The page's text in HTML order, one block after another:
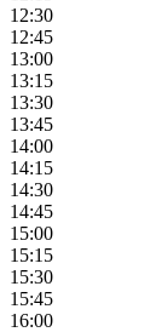
12:30
12:45
13:00
13:15
13:30
13:45
14:00
14:15
14:30
14:45
15:00
15:15
15:30
15:45
16:00